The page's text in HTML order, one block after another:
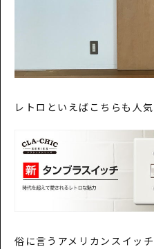
レトロといえばこちらも
俗に言うアメリカンスイッ